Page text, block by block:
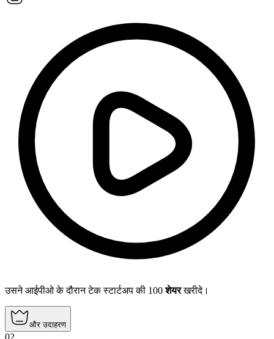
उसने आईपीओ के दौरान टेक स्टार्टअप की 100शेयरखरीदे।
और उदाहरण
02